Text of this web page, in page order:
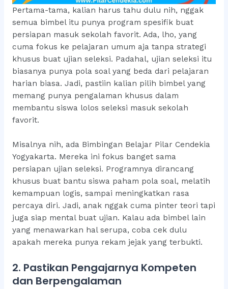
Pertama-tama, kalian harus tahu dulu nih, nggak
semua bimbel itu punya program spesifik buat
persiapan masuk sekolah favorit. Ada, lho, yang
cuma fokus ke pelajaran umum aja tanpa strategi
khusus buat ujian seleksi. Padahal, ujian seleksi itu
biasanya punya pola soal yang beda dari pelajaran
harian biasa. Jadi, pastiin kalian pilih bimbel yang
memang punya pengalaman khusus dalam
membantu siswa lolos seleksi masuk sekolah
favorit.
Misalnya nih, ada Bimbingan Belajar Pilar Cendekia
Yogyakarta. Mereka ini fokus banget sama
persiapan ujian seleksi. Programnya dirancang
khusus buat bantu siswa paham pola soal, melatih
kemampuan logis, sampai meningkatkan rasa
percaya diri. Jadi, anak nggak cuma pinter teori tapi
juga siap mental buat ujian. Kalau ada bimbel lain
yang menawarkan hal serupa, coba cek dulu
apakah mereka punya rekam jejak yang terbukti.
2. Pastikan Pengajarnya Kompeten
dan Berpengalaman